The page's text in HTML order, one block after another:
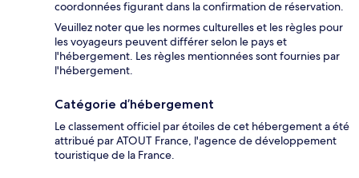
coordonnées figurant dans la confirmation de réservation.
Veuillez noter que les normes culturelles et les règles pour
les voyageurs peuvent différer selon le pays et
l'hébergement. Les règles mentionnées sont fournies par
l'hébergement.
Catégorie d’hébergement
Le classement officiel par étoiles de cet hébergement a été
attribué par ATOUT France, l'agence de développement
touristique de la France.